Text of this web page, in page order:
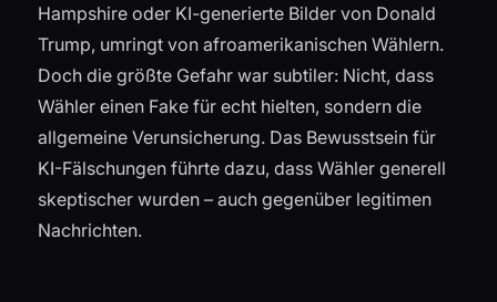
Hampshire oder KI-generierte Bilder von Donald
Trump, umringt von afroamerikanischen Wählern.
Doch die größte Gefahr war subtiler: Nicht, dass
Wähler einen Fake für echt hielten, sondern die
allgemeine Verunsicherung. Das Bewusstsein für
KI-Fälschungen führte dazu, dass Wähler generell
skeptischer wurden – auch gegenüber legitimen
Nachrichten.